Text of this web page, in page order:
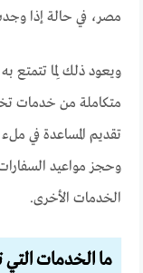
مصر، في حالة إذا
ويعود ذلك لِما تتمتع
متكاملة من خدمات
تقديم المساعدة في
وحجز مواعيد
الخدمات الأخرى.
ما الخدمات